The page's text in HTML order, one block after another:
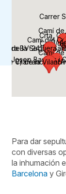
Crta, C-
de Vilafranca del
Camí
Carrer
Camí del
Camí
Camí
C/
BV-2415 -
Josep Bascós i
de la Seguera,
C/ de la
Para dar
con diversas
la inhumación
Barcelona y